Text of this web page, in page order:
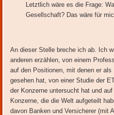
Letztlich wäre es die Frage:
Gesellschaft? Das wäre für
An dieser Stelle breche ich ab. Ich
anderen erzählen, von einem
auf den Positionen, mit denen er als
gesehen hat, von einer Studie der
der Konzerne untersucht hat und
Konzerne, die die Welt aufgeteilt
davon Banken und Versicherer (mit